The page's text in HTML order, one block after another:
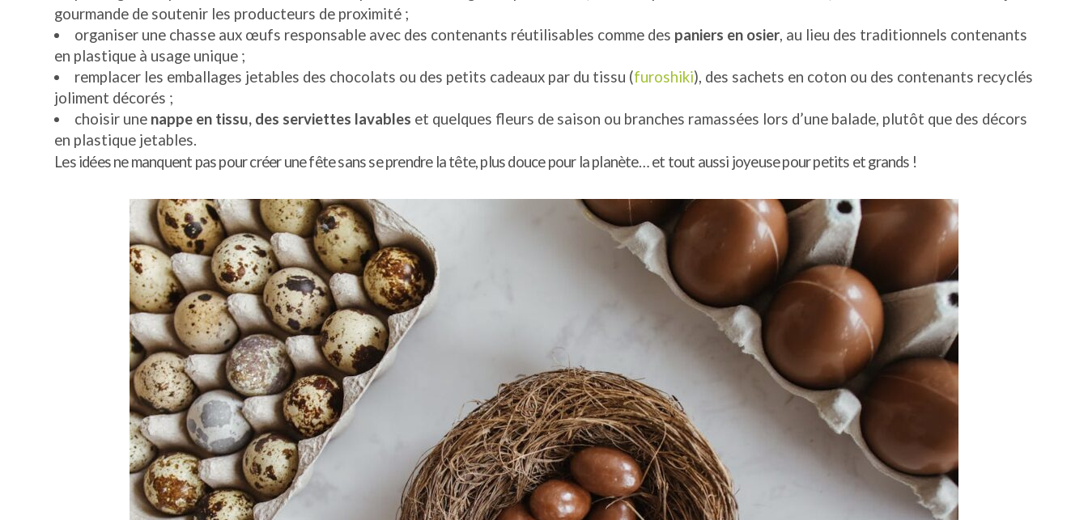
gourmande de soutenir les producteurs de proximité ;
organiser une chasse aux œufs responsable avec des contenants réutilisables comme des paniers en osier, au lieu des traditionnels contenants
en plastique à usage unique ;
remplacer les emballages jetables des chocolats ou des petits cadeaux par du tissu (furoshiki), des sachets en coton ou des contenants recyclés
joliment décorés ;
choisir une nappe en tissu, des serviettes lavables et quelques fleurs de saison ou branches ramassées lors d’une balade, plutôt que des décors
en plastique jetables.
Les idées ne manquent pas pour créer une fête sans se prendre la tête, plus douce pour la planète… et tout aussi joyeuse pour petits et grands !